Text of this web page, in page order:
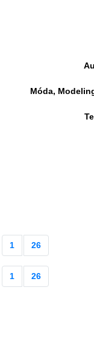
Móda,
1 26
1 26